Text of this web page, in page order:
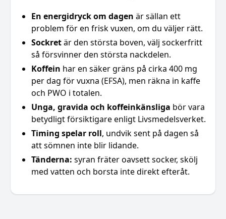
En energidryck om dagen är sällan ett
problem för en frisk vuxen, om du väljer rätt.
Sockretär den största boven, välj sockerfritt
så försvinner den största nackdelen.
Koffein har en säker gräns på cirka 400 mg
per dag för vuxna (EFSA), men räkna in kaffe
och PWO i totalen.
Unga, gravida och koffeinkänsliga bör vara
betydligt försiktigare enligt Livsmedelsverket.
Timing spelar roll, undvik sent på dagen så
att sömnen inte blir lidande.
Tänderna: syran fräter oavsett socker, skölj
med vatten och borsta inte direkt efteråt.